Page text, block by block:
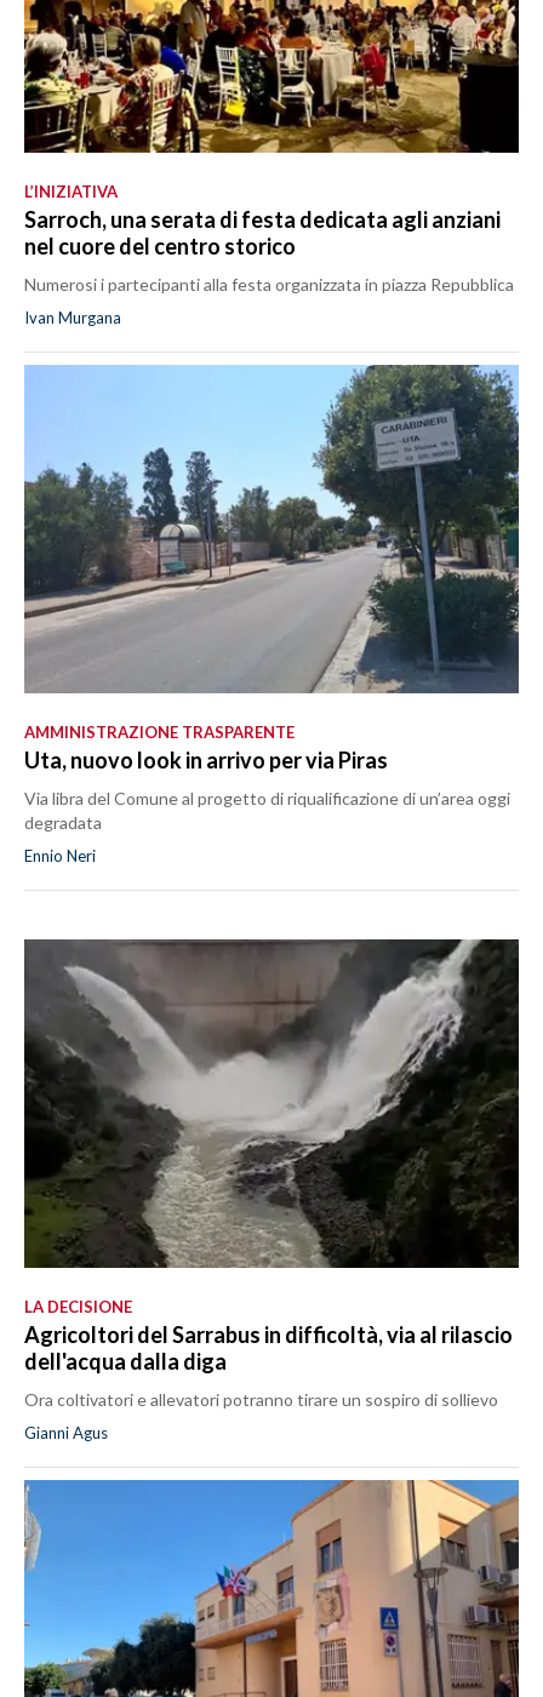
L’INIZIATIVA
Sarroch, una serata di festa dedicata agli anziani
nel cuore del centro storico
Numerosi i partecipanti alla festa organizzata in piazza Repubblica
Ivan Murgana
AMMINISTRAZIONE TRASPARENTE
Uta, nuovo look in arrivo per via Piras
Via libra del Comune al progetto di riqualificazione di un’area oggi
degradata
Ennio Neri
LA DECISIONE
Agricoltori del Sarrabus in difficoltà, via al rilascio
dell'acqua dalla diga
Ora coltivatori e allevatori potranno tirare un sospiro di sollievo
Gianni Agus